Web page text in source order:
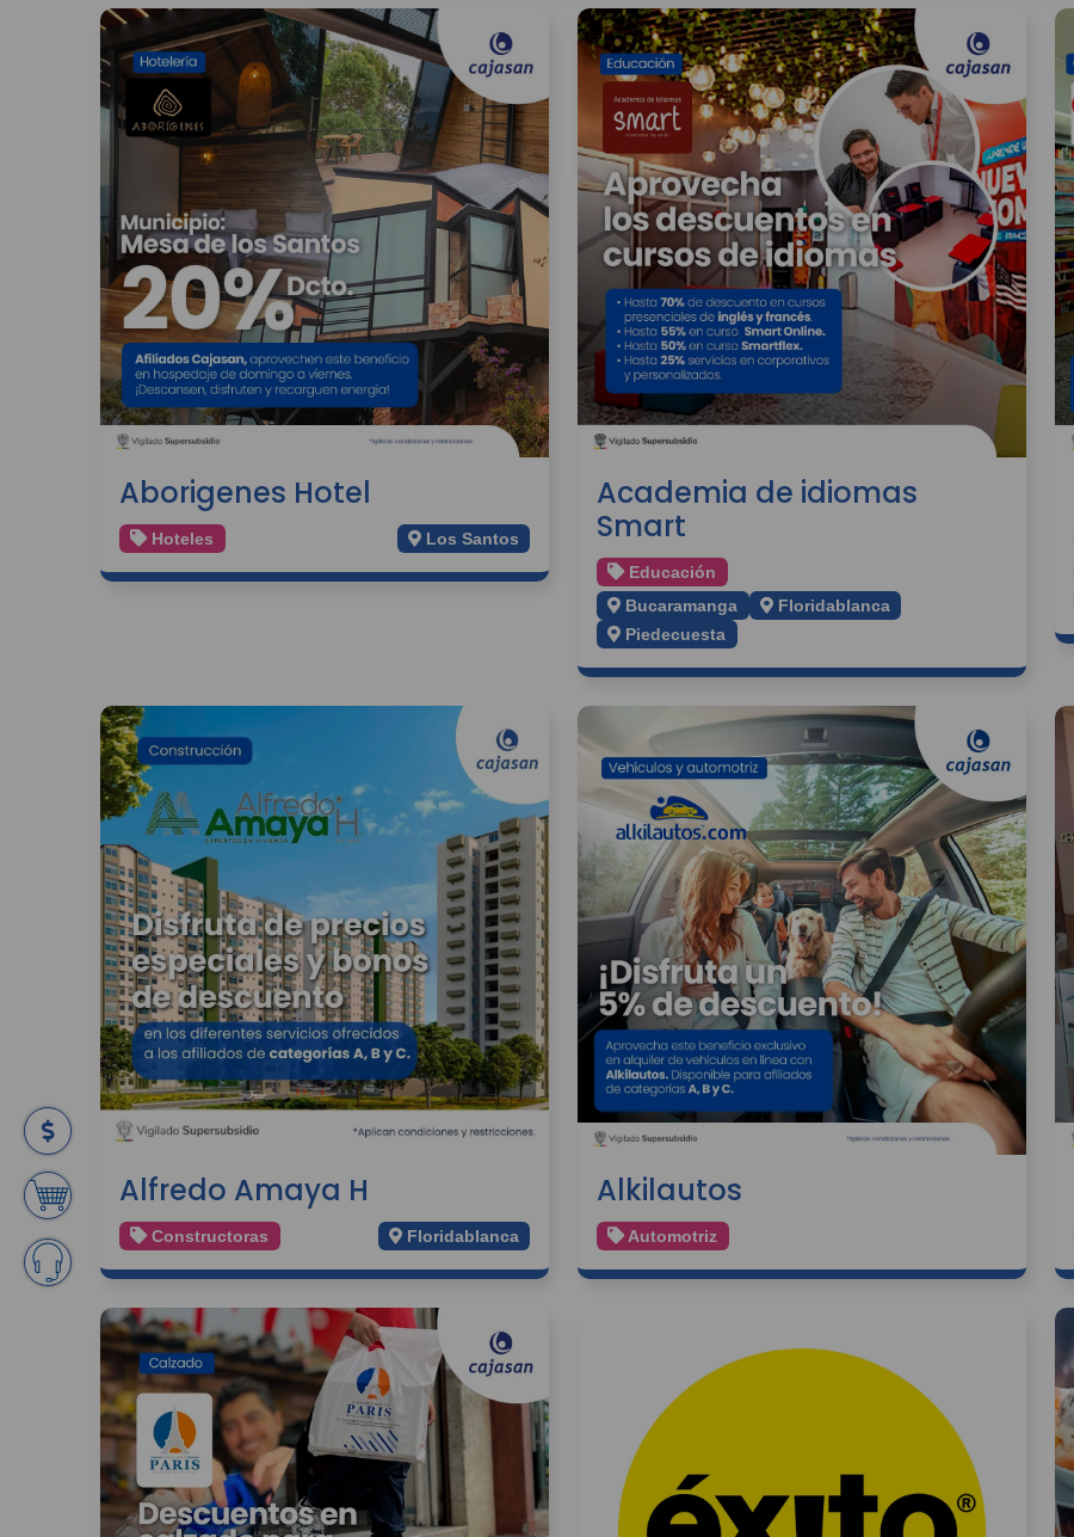
Aborigenes Hotel
Hoteles Los Santos
Academia de idiomas
Smart
Educación
Bucaramanga
Floridablanca
Piedecuesta
Alfredo Amaya H
Constructoras Floridablanca
Alkilautos
Automotriz